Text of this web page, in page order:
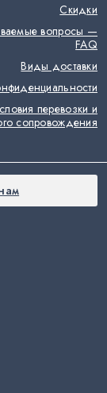
Скидки
вопросы —
FAQ
Виды доставки
перевозки и
сопровождения